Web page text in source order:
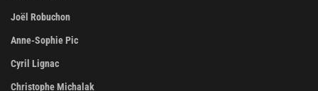
Joël Robuchon
Anne-Sophie Pic
Cyril Lignac
Christophe Michalak